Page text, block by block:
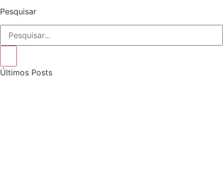
Pesquisar
Últimos Posts